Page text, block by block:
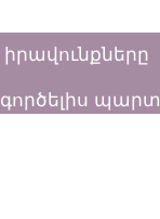
իրավունքները